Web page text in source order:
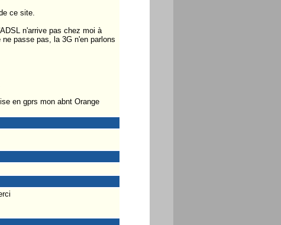
ce site.
n'arrive pas chez moi à
passe pas, la 3G n'en parlons
en gprs mon abnt Orange